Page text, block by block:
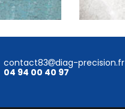
contact83
diag-precision.fr
04 94 00 40 97